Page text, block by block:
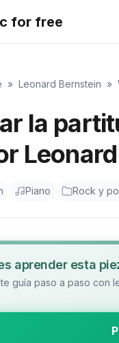
for free
» Leonard Bernstein »
la
Piano Rock y
aprender esta
guía paso a paso con